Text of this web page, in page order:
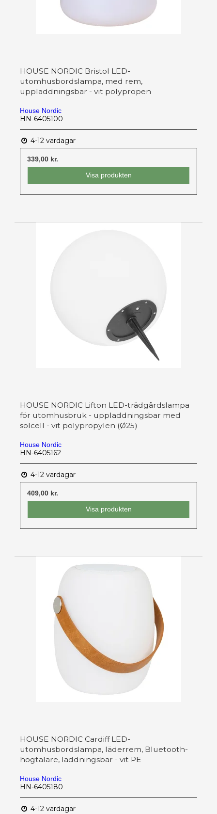
HOUSE NORDIC Bristol LED-
utomhusbordslampa, med rem,
uppladdningsbar - vit polypropen
House Nordic
HN-6405100
4-12 vardagar
339,00 kr.
Visa produkten
HOUSE NORDIC Lifton LED-trädgårdslampa
för utomhusbruk - uppladdningsbar med
solcell - vit polypropylen (Ø25)
House Nordic
HN-6405162
4-12 vardagar
409,00 kr.
Visa produkten
HOUSE NORDIC Cardiff LED-
utomhusbordslampa, läderrem, Bluetooth-
högtalare, laddningsbar - vit PE
House Nordic
HN-6405180
4-12 vardagar